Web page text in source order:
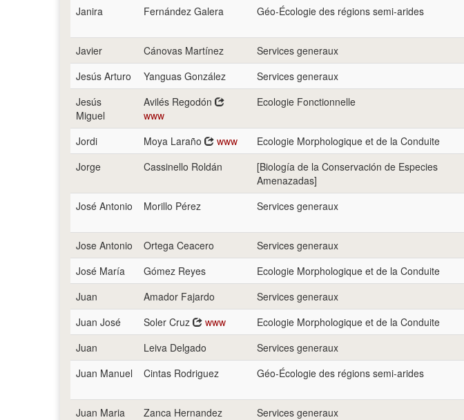
Janira Fernández Galera Géo-Écologie des régions semi-arides
Javier
Cánovas Martínez Services generaux
Jesús Arturo
Yanguas González Services generaux
Jesús
Miguel
Avilés Regodón
www
Ecologie Fonctionnelle
Jordi Moya Laraño www Ecologie Morphologique et de la Conduite
Jorge
Cassinello Roldán
[Biología de la Conservación de Especies
Amenazadas]
José Antonio Morillo Pérez Services generaux
Jose Antonio Ortega Ceacero Services generaux
José María
Gómez Reyes Ecologie Morphologique et de la Conduite
Juan
Amador Fajardo Services generaux
Juan José
Soler Cruz www Ecologie Morphologique et de la Conduite
Juan
Leiva Delgado Services generaux
Juan Manuel
Cintas Rodriguez Géo-Écologie des régions semi-arides
Juan Maria Zanca Hernandez Services generaux